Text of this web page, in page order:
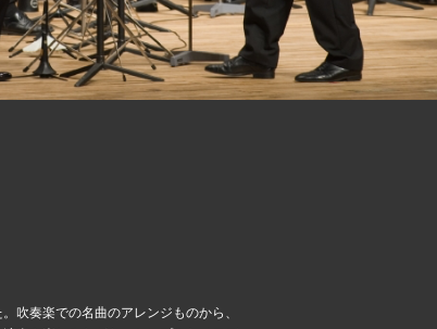
吹奏楽での名曲のアレンジものから、